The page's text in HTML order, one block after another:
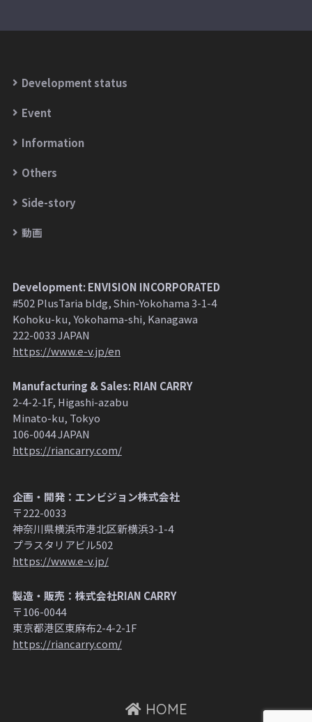
Development status
Event
Information
Others
Side-story
動画
Development: ENVISION INCORPORATED
#502 PlusTaria bldg, Shin-Yokohama 3-1-4
Kohoku-ku, Yokohama-shi, Kanagawa
222-0033 JAPAN
https://www.e-v.jp/en
Manufacturing & Sales: RIAN CARRY
2-4-2-1F, Higashi-azabu
Minato-ku, Tokyo
106-0044 JAPAN
https://riancarry.com/
企画・開発：エンビジョン株式会社
〒222-0033
神奈川県横浜市港北区新横浜3-1-4
プラスタリアビル502
https://www.e-v.jp/
製造・販売：株式会社RIAN CARRY
〒106-0044
東京都港区東麻布2-4-2-1F
https://riancarry.com/
HOME